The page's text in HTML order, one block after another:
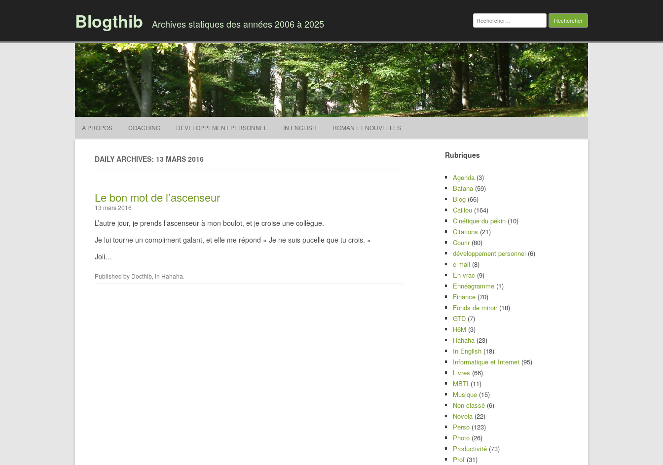
Blogthib Archives statiques des années 2006 à 2025
Rechercher :
À PROPOS COACHING DÉVELOPPEMENT PERSONNEL IN ENGLISH ROMAN ET NOUVELLES
DAILY ARCHIVES: 13 MARS 2016
Le bon mot de l’ascenseur
13 mars 2016
L’autre jour, je prends l’ascenseur à mon boulot, et je croise une collègue.
Je lui tourne un compliment galant, et elle me répond « Je ne suis pucelle que tu crois. »
Joli…
Published by Docthib, in Hahaha.
Rubriques
Agenda (3)
Batana (59)
Blog (66)
Caillou (164)
Cinétique du pékin (10)
Citations (21)
Courir(80)
développement personnel (6)
e-mail (8)
En vrac (9)
Ennéagramme (1)
Finance (70)
Fonds de miroir(18)
GTD (7)
H6M (3)
Hahaha (23)
In English (18)
Informatique et Internet (95)
Livres (66)
MBTI (11)
Musique (15)
Non classé (6)
Novela (22)
Perso (123)
Photo (26)
Productivité (73)
Prof (31)